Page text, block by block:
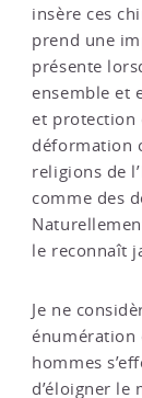
insère ces
prend une
présente
ensemble et
et protection
déformation
religions de
comme des
le reconnaît
Je ne
énumération
hommes
d’éloigner le